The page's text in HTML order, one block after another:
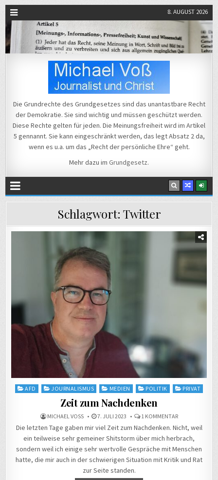
8. AUGUST 2026
Michael Voß
Die Grundrechte des Grundgesetzes sind das unantastbare Recht
der Demokratie. Sie sind wichtig und müssen geschützt werden.
Diese Rechte gelten für jeden. Die Meinungsfreiheit wird im Artikel
5 gennannt. Sie kann eingeschränkt werden, das legt Absatz 2 da,
wenn es u.a. um das „Recht der persönliche Ehre“ geht.
Mehr dazu im Grundgesetz.
Schlagwort: Twitter
Posted
AFD JOURNALISMUS MEDIEN POLITIK PRIVAT
Zeit zum Nachdenken
MICHAEL VOSS 7. JULI 2023 1 KOMMENTARZU
ZUM
NACHDENKEN
Die letzten Tage gaben mir viel Zeit zum Nachdenken. Nicht, weil
ein teilweise sehr gemeiner Shitstorm über mich herbrach,
sondern weil ich einige sehr wertvolle Gespräche mit Menschen
hatte, die mir auch in der schwierigen Situation mit Kritik und Rat
zur Seite standen.